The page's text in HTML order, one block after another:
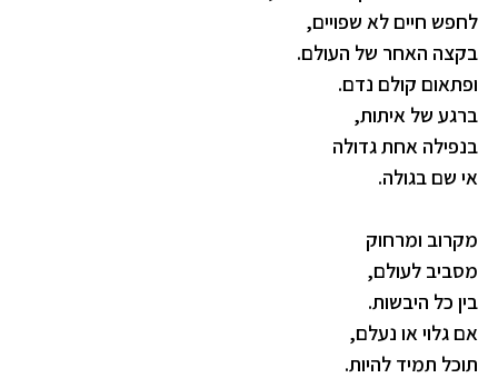
לחפש חיים לא שפויים,
בקצה האחר של העולם.
ופתאום קולם נדם.
ברגע של איתות,
בנפילה אחת גדולה
אי שם בגולה.
מקרוב ומרחוק
מסביב לעולם,
בין כל היבשות.
אם גלוי או נעלם,
תוכל תמיד להיות.